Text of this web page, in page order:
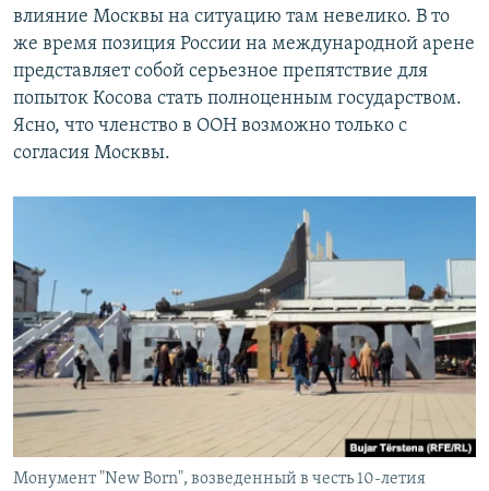
влияние Москвы на ситуацию там невелико. В то
же время позиция России на международной арене
представляет собой серьезное препятствие для
попыток Косова стать полноценным государством.
Ясно, что членство в ООН возможно только с
согласия Москвы.
Монумент "New Born", возведенный в честь 10-летия